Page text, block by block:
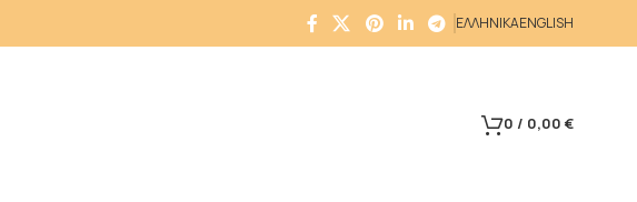
ΕΛΛΗΝΙΚΑENGLISH
0 / 0,00 €